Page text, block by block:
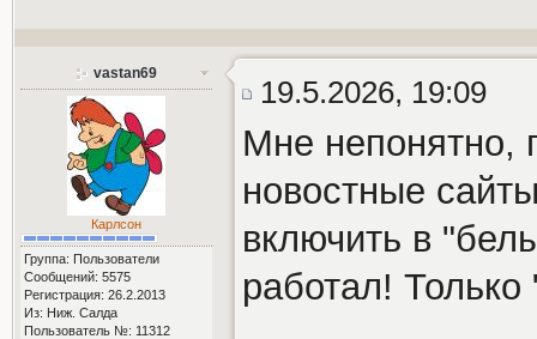
vastan69
Карлсон
Группа: Пользователи
Сообщений: 5575
Регистрация: 26.2.2013
Из: Ниж. Салда
Пользователь №: 11312
19.5.2026, 19:09
Мне непонятно,
новостные
включить в
работал!